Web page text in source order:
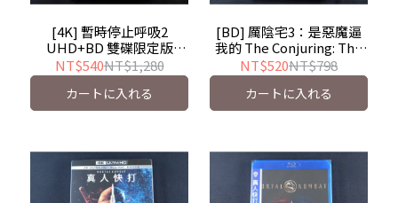
[4K] 暫時停止呼吸2
UHD+BD 雙碟限定版
Don't Breathe 2 ( 得利 )
NT$540NT$1,280
カートに入れる
[BD] 厲陰宅3：是惡魔逼
我的 The Conjuring: The
Devil Made Me Do It ( 得
利 )
NT$520NT$798
カートに入れる